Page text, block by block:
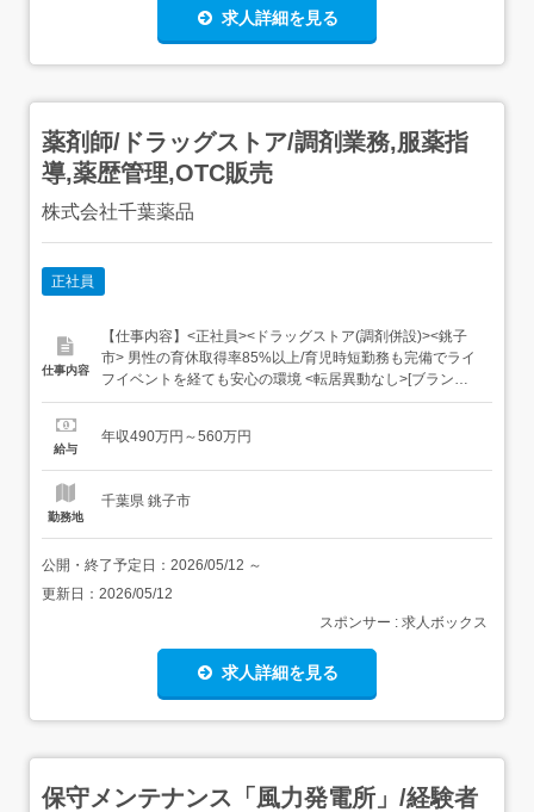
求人詳細を見る
薬剤師/ドラッグストア/調剤業務,服薬指
導,薬歴管理,OTC販売
株式会社千葉薬品
正社員
仕事内容
【仕事内容】<正社員><ドラッグストア(調剤併設)><銚子
市> 男性の育休取得率85%以上/育児時短勤務も完備でライ
フイベントを経ても安心の環境 <転居異動なし>[ブランク
可][教育研修充実][スキルアップ][資格取得支援][寮・社宅あ
め] 地域密着×多様性×多職種連携 < 60年以上地域の健康を
給与
年収490万円～560万円
勤務地
千葉県 銚子市
公開・終了予定日： 2026/05/12 ～
更新日： 2026/05/12
スポンサー : 求人ボックス
求人詳細を見る
保守メンテナンス「風力発電所」/経験者